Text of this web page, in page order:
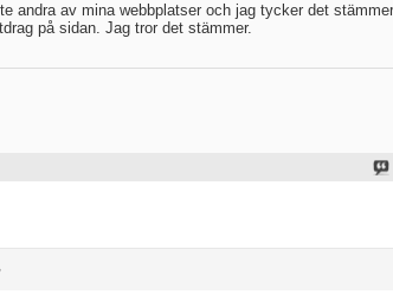
andra av mina webbplatser och jag tycker det
på sidan. Jag tror det stämmer.